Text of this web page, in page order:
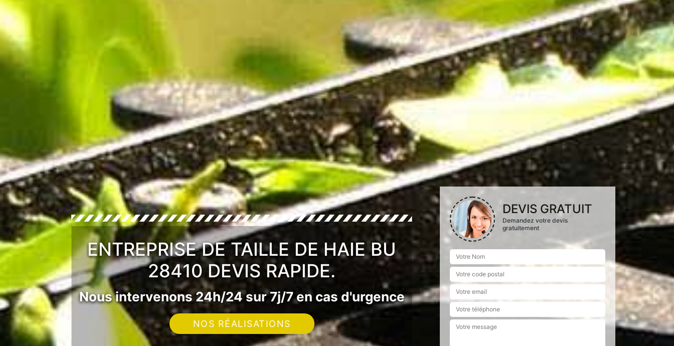
ENTREPRISE DE TAILLE DE HAIE BU
28410 DEVIS RAPIDE.
Nous intervenons 24h/24 sur 7j/7 en cas d'urgence
NOS RÉALISATIONS
DEVIS GRATUIT
Demandez votre devis
gratuitement